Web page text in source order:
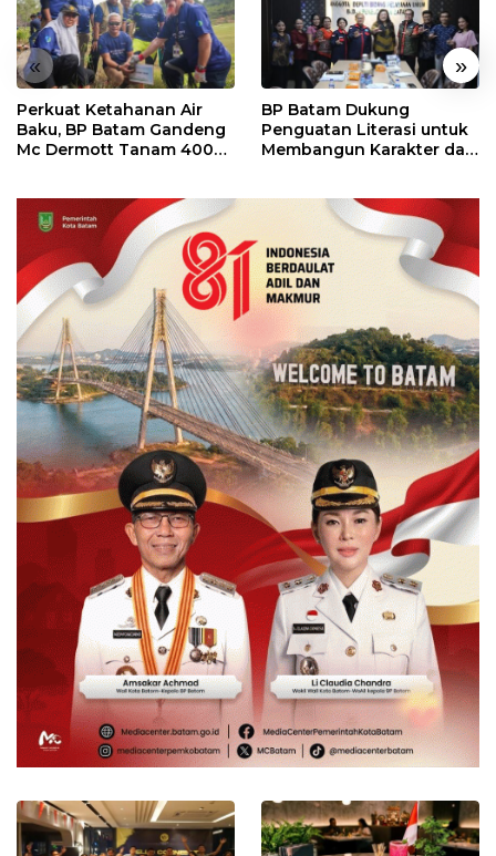
« »
Perkuat Ketahanan Air
Baku, BP Batam Gandeng
Mc Dermott Tanam 400
BP Batam Dukung
Penguatan Literasi untuk
Membangun Karakter dan